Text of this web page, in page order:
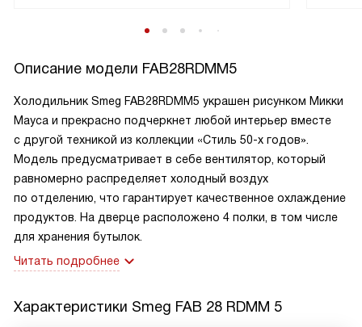
Описание модели FAB28RDMM5
Холодильник Smeg FAB28RDMM5 украшен рисунком Микки
Мауса и прекрасно подчеркнет любой интерьер вместе
с другой техникой из коллекции «Стиль 50-х годов».
Модель предусматривает в себе вентилятор, который
равномерно распределяет холодный воздух
по отделению, что гарантирует качественное охлаждение
продуктов. На дверце расположено 4 полки, в том числе
для хранения бутылок.
Читать подробнее
Характеристики Smeg FAB 28 RDMM 5